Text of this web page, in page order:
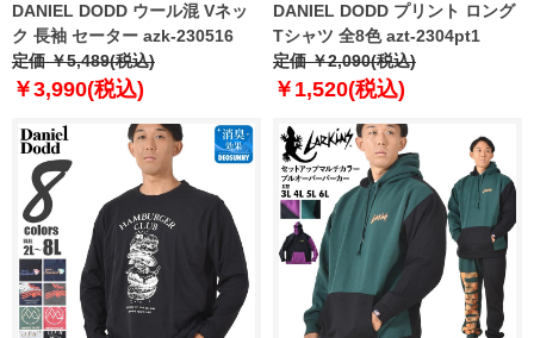
DANIEL DODD ウール混 Vネッ
ク 長袖 セーター azk-230516
定価 ￥5,489(税込)
￥3,990(税込)
DANIEL DODD プリント ロング
Tシャツ 全8色 azt-2304pt1
定価 ￥2,090(税込)
￥1,520(税込)